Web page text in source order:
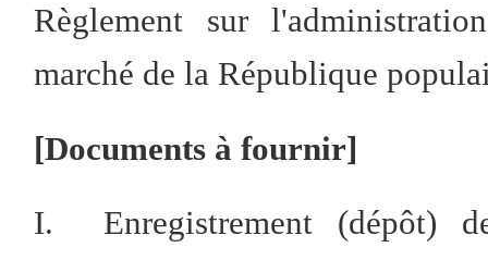
Règlement sur
marché de la République
[Documents à fournir]
I. Enregistrement (dépôt)